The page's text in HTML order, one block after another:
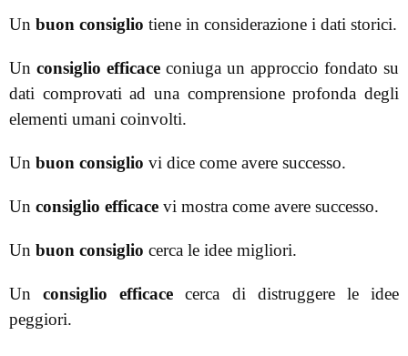
Un buon consiglio tiene in considerazione i dati storici.
Un consiglio efficace coniuga un approccio fondato su
dati comprovati ad una comprensione profonda degli
elementi umani coinvolti.
Un buon consiglio vi dice come avere successo.
Un consiglio efficace vi mostra come avere successo.
Un buon consiglio cerca le idee migliori.
Unconsiglio efficace cerca di distruggere le idee
peggiori.